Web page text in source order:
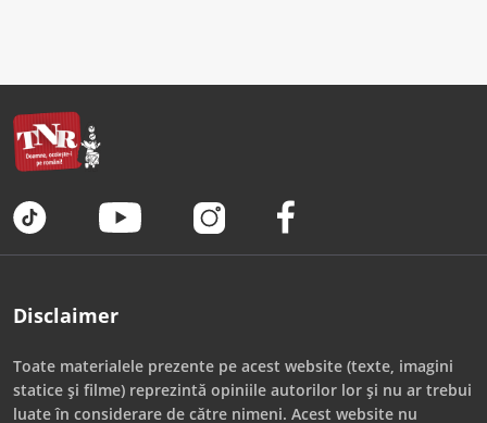
Disclaimer
Toate materialele prezente pe acest website (texte, imagini
statice și filme) reprezintă opiniile autorilor lor și nu ar trebui
luate în considerare de către nimeni. Acest website nu